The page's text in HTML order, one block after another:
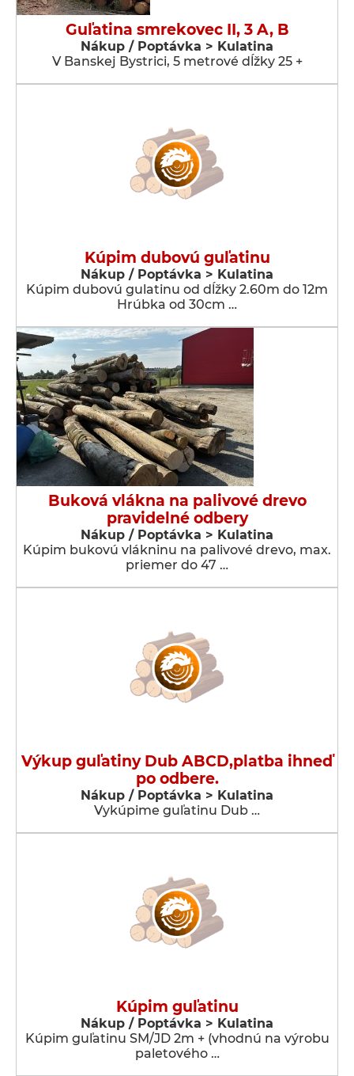
Guľatina smrekovec II, 3 A, B
Nákup / Poptávka > Kulatina
V Banskej Bystrici, 5 metrové dĺžky 25 +
Kúpim dubovú guľatinu
Nákup / Poptávka > Kulatina
Kúpim dubovú gulatinu od dĺžky 2.60m do 12m
Hrúbka od 30cm …
Buková vlákna na palivové drevo
pravidelné odbery
Nákup / Poptávka > Kulatina
Kúpim bukovú vlákninu na palivové drevo, max.
priemer do 47 …
Výkup guľatiny Dub ABCD,platba ihneď
po odbere.
Nákup / Poptávka > Kulatina
Vykúpime guľatinu Dub …
Kúpim guľatinu
Nákup / Poptávka > Kulatina
Kúpim guľatinu SM/JD 2m + (vhodnú na výrobu
paletového …